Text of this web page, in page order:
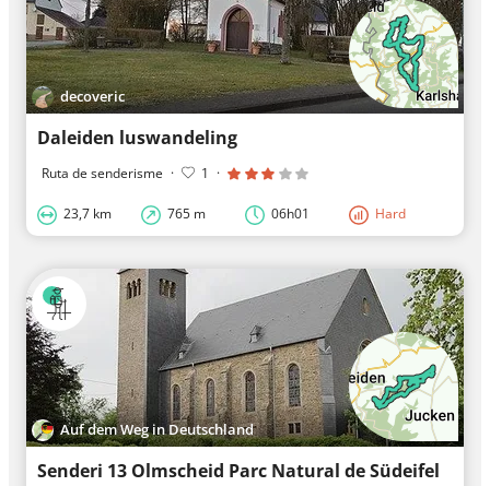
decoveric
Daleiden luswandeling
Ruta de senderisme · 1 ·
23,7 km 765 m 06h01 Hard
Auf dem Weg in Deutschland
Senderi 13 Olmscheid Parc Natural de Südeifel